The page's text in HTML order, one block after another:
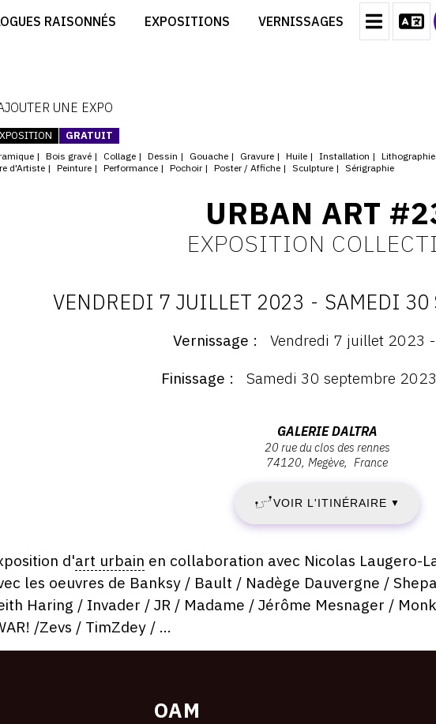
RAISONNÉS EXPOSITIONS VERNISSAGES
CRÉER SON CATALOGUE D'EXPO
CONTACT
CGU
UNE EXPO
GRATUIT
Bois gravé Collage Dessin Gouache Gravure Huile Installation
Lithographie
d'Artiste
Peinture Performance Pochoir Poster / Affiche Sculpture Sérigraphie
URBAN ART
EXPOSITION
DATES
:
7
JUILLET
2023
-
VENDREDI 7 JUILLET 2023 - SAMEDI 30
Vernissage
Vendredi 7 juillet 2023
Finissage
Samedi 30 septembre
Clos
des
Rennes,
74120
Megève
GALERIE DALTRA
20 rue du clos des rennes
74120 Megève France
VOIR L'ITINÉRAIRE ▼
d'art urbain en collaboration avec Nicolas Laugero-
les oeuvres de Banksy / Bault / Nadège Dauvergne /
Haring / Invader / JR / Madame / Jérôme Mesnager /
/Zevs / TimZdey / ...
OAM